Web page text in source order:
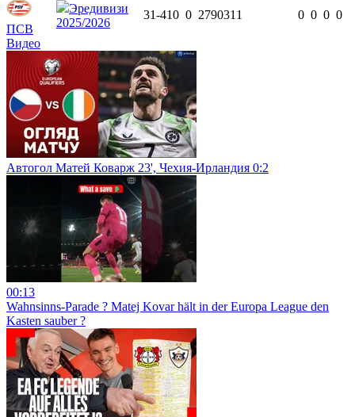
ПСВ
Эредивизи
2025/2026
31-410 0 279031 1 0 0 0 0
Видео
Автогол Матей Коварж 23', Чехия-Ирландия 0:2
00:13
Wahnsinns-Parade ? Matej Kovar hält in der Europa League den
Kasten sauber ?